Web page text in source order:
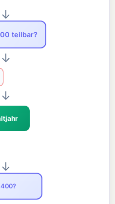
↓
teilbar?
↓
↓
↓